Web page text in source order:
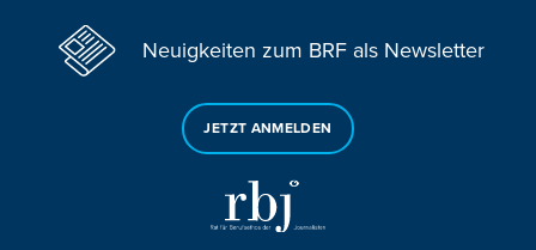
Neuigkeiten zum BRF als Newsletter
JETZT ANMELDEN